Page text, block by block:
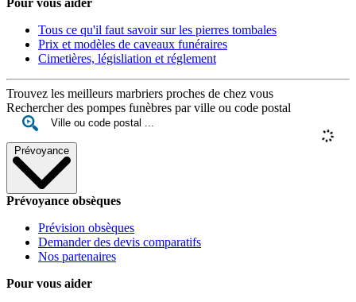
Tous ce qu'il faut savoir sur les pierres tombales
Prix et modèles de caveaux funéraires
Cimetières, législiation et réglement
Trouvez les meilleurs marbriers proches de chez vous
Rechercher des pompes funèbres par ville ou code postal
Prévoyance
Prévoyance obsèques
Prévision obsèques
Demander des devis comparatifs
Nos partenaires
Pour vous aider